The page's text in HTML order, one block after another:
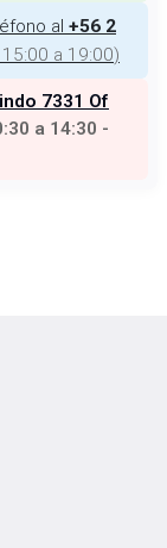
al +56 2
a 19:00)
7331 Of
a 14:30 -